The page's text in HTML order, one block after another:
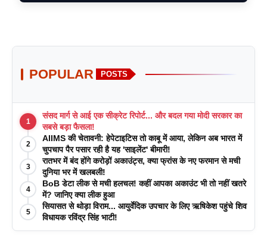
POPULAR POSTS
1
संसद मार्ग से आई एक सीक्रेट रिपोर्ट... और बदल गया मोदी सरकार का
सबसे बड़ा फैसला!
2
AIIMS की चेतावनी: हेपेटाइटिस तो काबू में आया, लेकिन अब भारत में
चुपचाप पैर पसार रही है यह 'साइलेंट' बीमारी!
3
रातभर में बंद होंगे करोड़ों अकाउंट्स, क्या फ्रांस के नए फरमान से मची
दुनिया भर में खलबली!
4
BoB डेटा लीक से मची हलचल! कहीं आपका अकाउंट भी तो नहीं खतरे
में? जानिए क्या लीक हुआ
5
सियासत से थोड़ा विराम... आयुर्वेदिक उपचार के लिए ऋषिकेश पहुंचे शिव
विधायक रविंद्र सिंह भाटी!